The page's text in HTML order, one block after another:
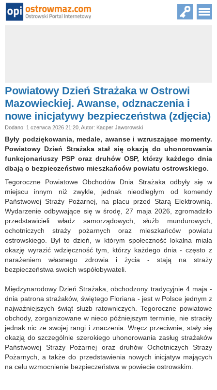
Powiatowy Dzień Strażaka w Ostrowi
Mazowieckiej. Awanse, odznaczenia i
nowe inicjatywy bezpieczeństwa (zdjęcia)
Dodano: 1 czerwca 2026 21:20, Autor: Kacper Jaworowski
Były podziękowania, medale, awanse i wzruszające momenty.
Powiatowy Dzień Strażaka stał się okazją do uhonorowania
funkcjonariuszy PSP oraz druhów OSP, którzy każdego dnia
dbają o bezpieczeństwo mieszkańców powiatu ostrowskiego.
Tegoroczne Powiatowe Obchodów Dnia Strażaka odbyły się w
miejscu innym niż zwykle, jednak nieodległym od komendy
Państwowej Straży Pożarnej, na placu przed Starą Elektrownią.
Wydarzenie odbywające się w środę, 27 maja 2026, zgromadziło
przedstawicieli władz samorządowych, służb mundurowych,
ochotniczych straży pożarnych oraz mieszkańców powiatu
ostrowskiego. Był to dzień, w którym społeczność lokalna miała
okazję wyrazić wdzięczność tym, którzy każdego dnia - często z
narażeniem własnego zdrowia i życia - stają na straży
bezpieczeństwa swoich współobywateli.
Międzynarodowy Dzień Strażaka, obchodzony tradycyjnie 4 maja -
dnia patrona strażaków, świętego Floriana - jest w Polsce jednym z
najważniejszych świąt służb ratowniczych. Tegoroczne powiatowe
obchody, zorganizowane w nieco późniejszym terminie, nie straciły
jednak nic ze swojej rangi i znaczenia. Wręcz przeciwnie, stały się
okazją do szczególnie szerokiego uhonorowania zasług strażaków
Państwowej Straży Pożarnej oraz druhów Ochotniczych Straży
Pożarnych, a także do przedstawienia nowych inicjatyw mających
na celu wzmocnienie bezpieczeństwa w powiecie ostrowskim.